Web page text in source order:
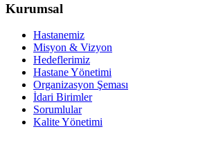
Kurumsal
Hastanemiz
Misyon & Vizyon
Hedeflerimiz
Hastane Yönetimi
Organizasyon Şeması
İdari Birimler
Sorumlular
Kalite Yönetimi